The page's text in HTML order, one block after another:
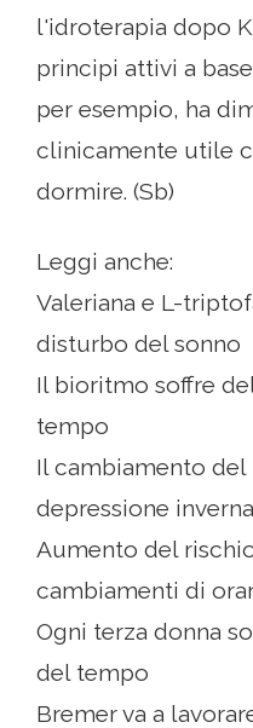
l'idroterapia dopo
principi attivi a
per esempio, ha
clinicamente utile
dormire. (Sb)
Leggi anche:
Valeriana e L-
disturbo del sonno
Il bioritmo soffre
tempo
Il cambiamento
depressione
Aumento del
cambiamenti di
Ogni terza donna
del tempo
Bremer va a